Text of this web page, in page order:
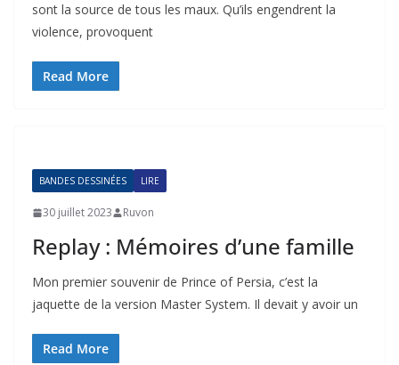
sont la source de tous les maux. Qu’ils engendrent la
violence, provoquent
Read More
BANDES DESSINÉES LIRE
30 juillet 2023 Ruvon
Replay : Mémoires d’une famille
Mon premier souvenir de Prince of Persia, c’est la
jaquette de la version Master System. Il devait y avoir un
Read More